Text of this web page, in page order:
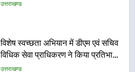
कॉमनवेल्थ गेम्स में कांस्य पदक जीतने